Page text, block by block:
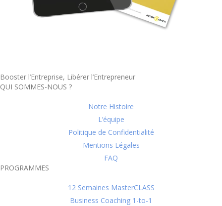
Booster l’Entreprise, Libérer l’Entrepreneur
QUI SOMMES-NOUS ?
Notre Histoire
L’équipe
Politique de Confidentialité
Mentions Légales
FAQ
PROGRAMMES
12 Semaines MasterCLASS
Business Coaching 1-to-1